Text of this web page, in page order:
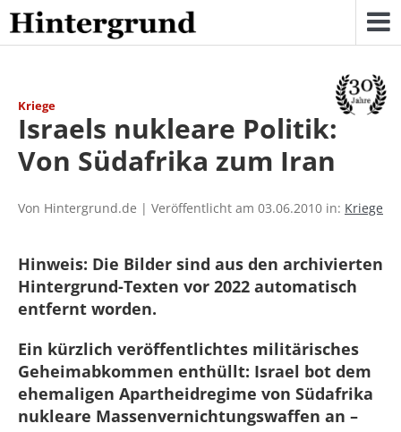
Skip
to
content
Kriege
Israels nukleare Politik:
Von Südafrika zum Iran
Von Hintergrund.de | Veröffentlicht am 03.06.2010 in: Kriege
Hinweis: Die Bilder sind aus den archivierten
Hintergrund-Texten vor 2022 automatisch
entfernt worden.
Ein kürzlich veröffentlichtes militärisches
Geheimabkommen enthüllt: Israel bot dem
ehemaligen Apartheidregime von Südafrika
nukleare Massenvernichtungswaffen an –